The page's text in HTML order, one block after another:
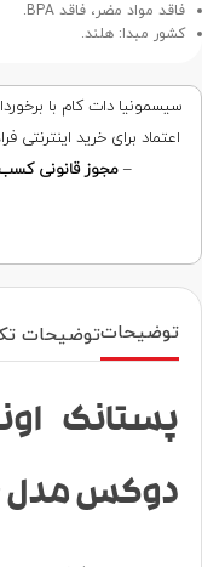
فاقد مواد مضر، فاقد BPA.
کشور مبدا: هلند.
اعتماد برای خرید
–مجوز قانونی کسب
توضیحاتتوضیحات
دوکس مدل SCF220/03